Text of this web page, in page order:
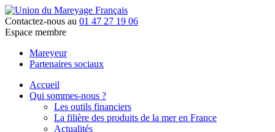
Contactez-nous au 01 47 27 19 06
Espace membre
Mareyeur
Partenaires sociaux
Accueil
Qui sommes-nous ?
Les outils financiers
La filière des produits de la mer en France
Actualités